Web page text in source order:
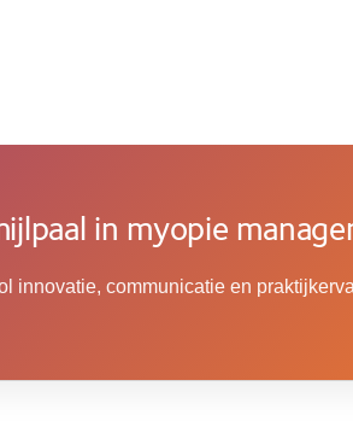
in myopie
innovatie, communicatie en